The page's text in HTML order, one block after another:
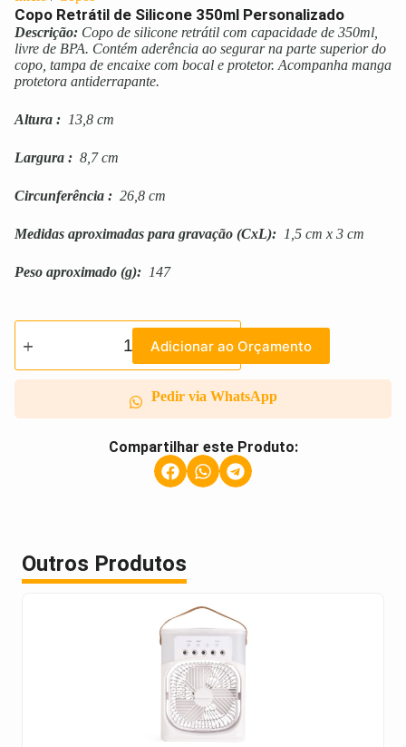
Copo Retrátil de Silicone 350ml Personalizado
Descrição: Copo de silicone retrátil com capacidade de 350ml,
livre de BPA. Contém aderência ao segurar na parte superior do
copo, tampa de encaixe com bocal e protetor. Acompanha manga
protetora antiderrapante.
Altura : 13,8 cm
Largura : 8,7 cm
Circunferência : 26,8 cm
Medidas aproximadas para gravação (CxL): 1,5 cm x 3 cm
Peso aproximado (g): 147
Adicionar ao Orçamento
Pedir via WhatsApp
Compartilhar este Produto:
Outros Produtos